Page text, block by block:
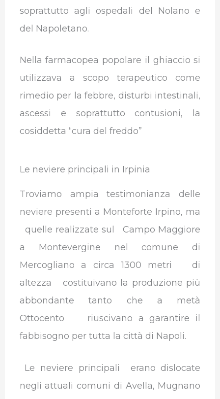
soprattutto agli ospedali del Nolano e
del Napoletano.
Nella farmacopea popolare il ghiaccio si
utilizzava a scopo terapeutico come
rimedio per la febbre, disturbi intestinali,
ascessi e soprattutto contusioni, la
cosiddetta “cura del freddo”
Le neviere principali in Irpinia
Troviamo ampia testimonianza delle
neviere presenti a Monteforte Irpino, ma
quelle realizzate sul Campo Maggiore
a Montevergine nel comune di
Mercogliano a circa 1300 metri di
altezza costituivano la produzione più
abbondante tanto che a metà
Ottocento riuscivano a garantire il
fabbisogno per tutta la città di Napoli.
Le neviere principali erano dislocate
negli attuali comuni di Avella, Mugnano